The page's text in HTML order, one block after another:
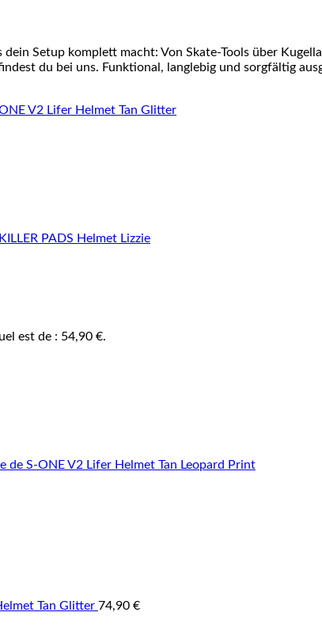
Setup komplett macht: Von Skate-Tools über
du bei uns. Funktional, langlebig und sorgfältig
est de : 54,90 €.
Tan Glitter 74,90 €